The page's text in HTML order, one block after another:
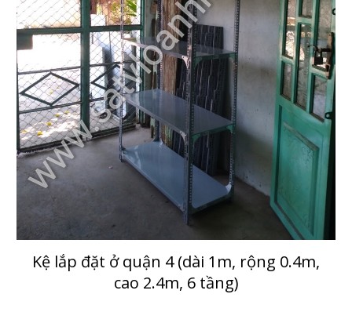
Kệ lắp đặt ở quận 4(dài 1 m, rộng 0.4m,
cao 2.4m, 6tầng)